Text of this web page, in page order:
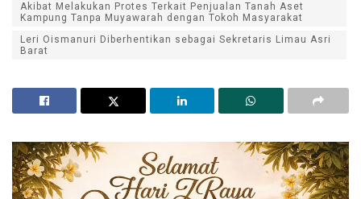
Akibat Melakukan Protes Terkait Penjualan Tanah Aset
Kampung Tanpa Muyawarah dengan Tokoh Masyarakat
Leri Oismanuri Diberhentikan sebagai Sekretaris Limau Asri
Barat